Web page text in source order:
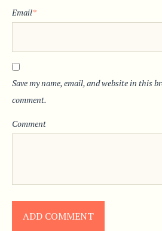
Email*
Save my name, email, and website in this
comment.
Comment